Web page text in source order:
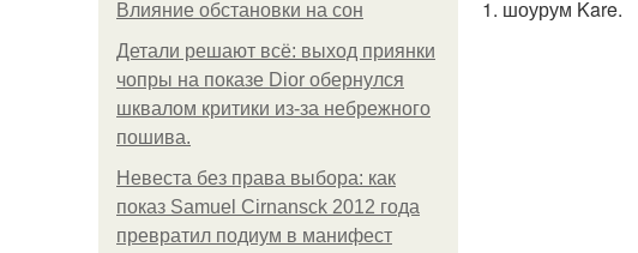
Влияние обстановки на сон
Детали решают всё: выход приянки
чопры на показе Dior обернулся
шквалом критики из-за небрежного
пошива.
Невеста без права выбора: как
показ Samuel Cirnansck 2012 года
превратил подиум в манифест
1. шоурум Kare.